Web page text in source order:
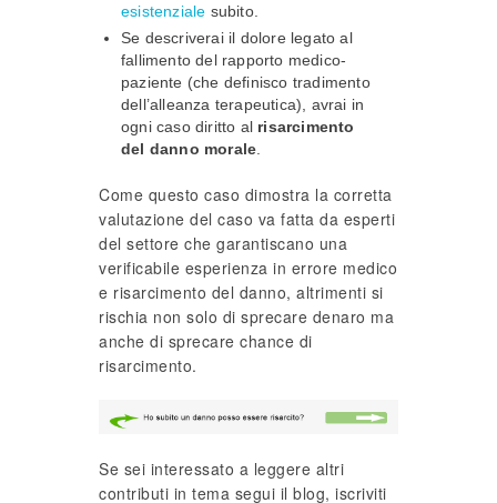
esistenziale subito.
Se descriverai il dolore legato al
fallimento del rapporto medico-
paziente (che definisco tradimento
dell’alleanza terapeutica), avrai in
ogni caso diritto al risarcimento
del danno morale
Come questo caso dimostra la corretta
valutazione del caso va fatta da esperti
del settore che garantiscano una
verificabile esperienza in errore medico
e risarcimento del danno, altrimenti si
rischia non solo di sprecare denaro ma
anche di sprecare chance di
risarcimento.
Se sei interessato a leggere altri
contributi in tema segui il blog, iscriviti